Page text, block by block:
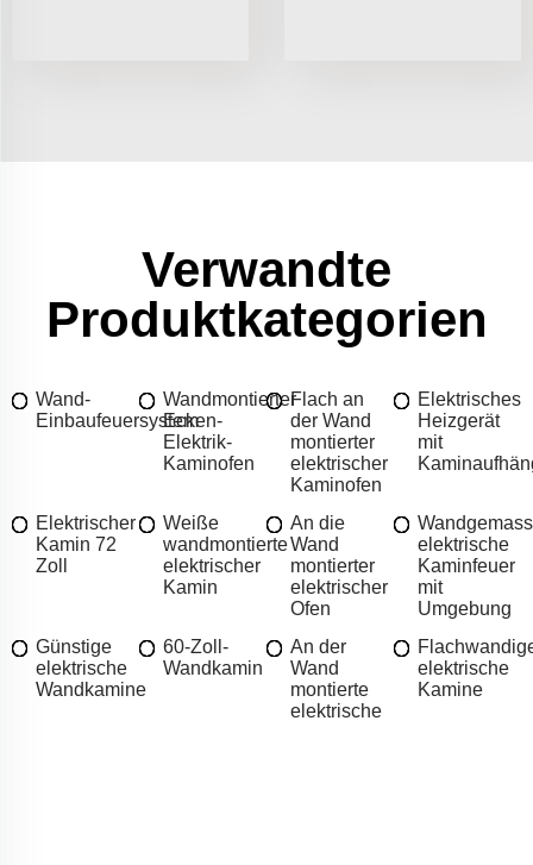
Verwandte
Produktkategorien
Wand-
Einbaufeuersystem
Wandmontierter
Ecken-
Elektrik-
Kaminofen
Flach an
der Wand
montierter
elektrischer
Kaminofen
Elektrisches
Heizgerät
mit
Elektrischer
Kamin 72
Zoll
Weiße
wandmontierte
elektrischer
Kamin
An die
Wand
montierter
elektrischer
Ofen
elektrische
Kaminfeuer
mit
Umgebung
Günstige
elektrische
Wandkamine
60-Zoll-
Wandkamin
An der
Wand
montierte
elektrische
elektrische
Kamine